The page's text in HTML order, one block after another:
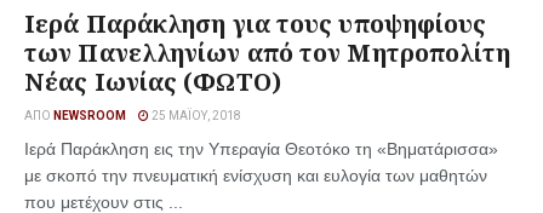
Ιερά Παράκληση για τους υποψηφίους
των Πανελληνίων από τον Μητροπολίτη
Νέας Ιωνίας (ΦΩΤΟ)
ΑΠΌ NEWSROOM 25 ΜΑΪ́ΟΥ, 2018
Ιερά Παράκληση εις την Υπεραγία Θεοτόκο τη «Βηματάρισσα»
με σκοπό την πνευματική ενίσχυση και ευλογία των μαθητών
που μετέχουν στις ...